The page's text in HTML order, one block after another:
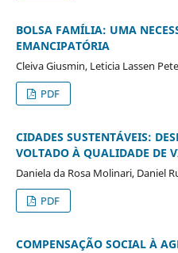
BOLSA FAMÍLIA: UMA
EMANCIPATÓRIA
Cleiva Giusmin, Leticia Lassen
PDF
CIDADES SUSTENTÁVEIS:
VOLTADO À QUALIDADE DE
Daniela da Rosa Molinari, Daniel
PDF
COMPENSAÇÃO SOCIAL À